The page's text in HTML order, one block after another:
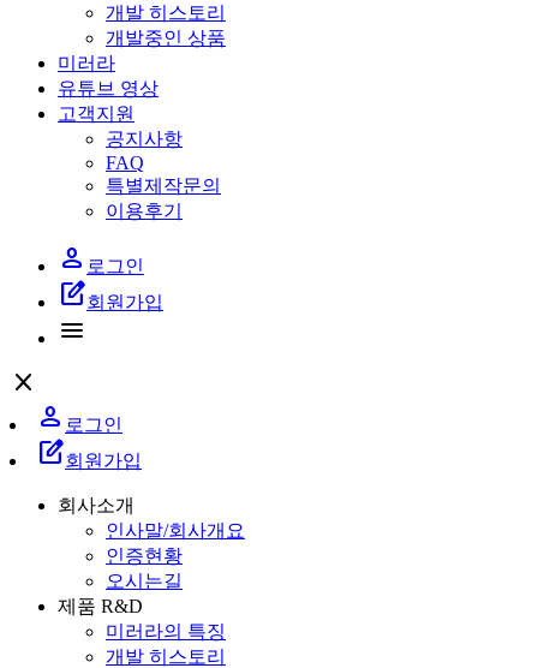
개발 히스토리
개발중인 상품
미러라
유튜브 영상
고객지원
공지사항
FAQ
특별제작문의
이용후기
person 로그인
edit_square회원가입
menu
close
person 로그인
edit_square회원가입
회사소개
인사말/회사개요
인증현황
오시는길
제품 R&D
미러라의 특징
개발 히스토리